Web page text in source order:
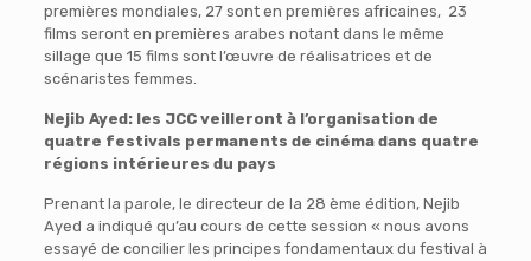
premières mondiales, 27 sont en premières africaines, 23
films seront en premières arabes notant dans le même
sillage que 15 films sont l’œuvre de réalisatrices et de
scénaristes femmes.
Nejib Ayed: les JCC veilleront à l’organisation de
quatre festivals permanents de cinéma dans quatre
régions intérieures du pays
Prenant la parole, le directeur de la 28 ème édition, Nejib
Ayed a indiqué qu’au cours de cette session « nous avons
essayé de concilier les principes fondamentaux du festival à